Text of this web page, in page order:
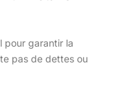
pour garantir la
pas de dettes ou